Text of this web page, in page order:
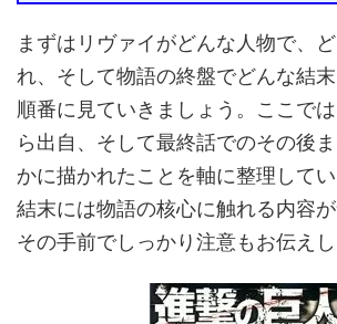
まずはリヴァイがどんな人物で、
れ、そして物語の終盤でどんな結
順番に見ていきましょう。ここで
ら出自、そして最終話でのその後
かに描かれたことを軸に整理して
結末には物語の核心に触れる内容が
その手前でしっかり注意もお伝えし